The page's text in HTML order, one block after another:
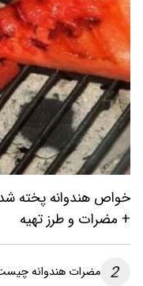
خواص هندوانه پخته
+ مضرات و طرز تهیه
2 مضرات هندوانه